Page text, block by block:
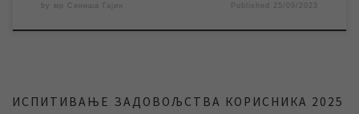
by мр Синиша Гајин Published 25/09/2023
ИСПИТИВАЊЕ ЗАДОВОЉСТВА КОРИСНИКА 2025